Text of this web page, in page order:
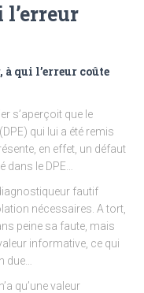
à qui l’erreur coûte
s’aperçoit que le
qui lui a été remis
en effet, un défaut
dans le DPE…
fautif
nécessaires. A tort,
peine sa faute, mais
informative, ce qui
due…
qu’une valeur